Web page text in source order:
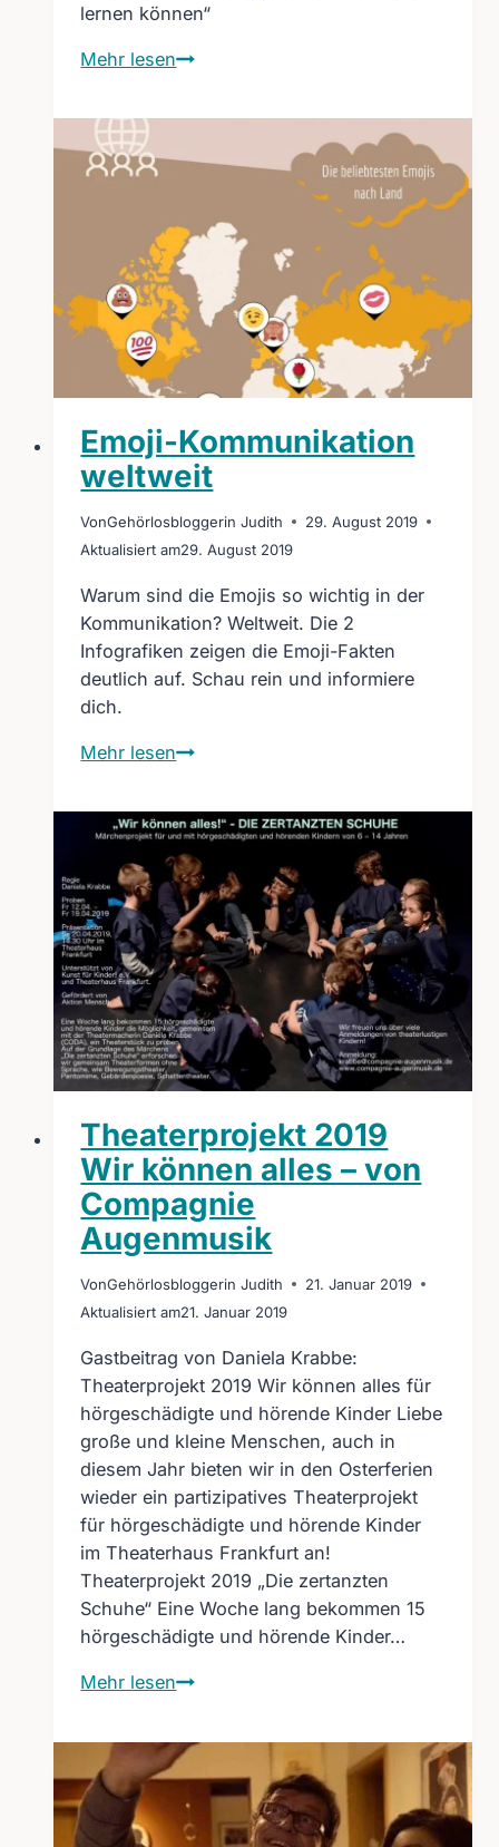
lernen können“
Mehr lesenBuch
Na
Kommunikative
Emoji-Kommunikation
weltweit
VonGehörlosbloggerin Judith
29. August 2019
Aktualisiert am29. August 2019
Warum sind die Emojis so wichtig in der
Kommunikation? Weltweit. Die 2
Infografiken zeigen die Emoji-Fakten
deutlich auf. Schau rein und informiere
dich.
Mehr lesenEmoji-
weltweit
Theaterprojekt 2019
Wir können alles – von
Compagnie
Augenmusik
VonGehörlosbloggerin Judith
21. Januar 2019
Aktualisiert am21. Januar 2019
Gastbeitrag von Daniela Krabbe:
Theaterprojekt 2019 Wir können alles für
hörgeschädigte und hörende Kinder Liebe
große und kleine Menschen, auch in
diesem Jahr bieten wir in den Osterferien
wieder ein partizipatives Theaterprojekt
für hörgeschädigte und hörende Kinder
im Theaterhaus Frankfurt an!
Theaterprojekt 2019 „Die zertanzten
Schuhe“ Eine Woche lang bekommen 15
hörgeschädigte und hörende Kinder…
Mehr lesenTheaterprojekt
Wir
können
alles
–